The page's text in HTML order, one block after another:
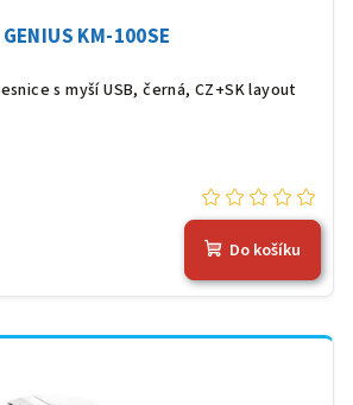
GENIUS KM-100SE
s myší USB, černá, CZ+SK layout
Do košíku